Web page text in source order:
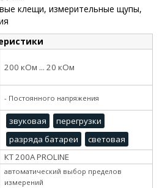
клещи, измерительные щупы,
200 кОм ... 20 кОм
- Постоянного напряжения
звуковая
перегрузки
разряда батареи
световая
КТ 200А PROLINE
автоматический выбор пределов
измерений